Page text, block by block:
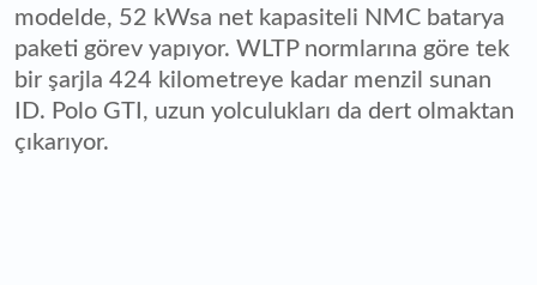
modelde, 52 kWsa net kapasiteli NMC batarya
paketi görev yapıyor. WLTP normlarına göre tek
bir şarjla 424 kilometreye kadar menzil sunan
ID. Polo GTI, uzun yolculukları da dert olmaktan
çıkarıyor.